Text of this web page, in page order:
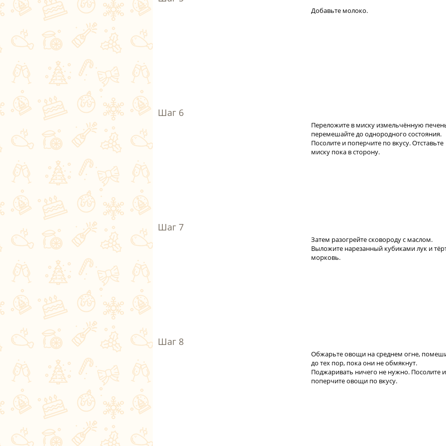
Добавьте молоко.
Переложите в миску измельчённую
перемешайте до однородного состояния.
Посолите и поперчите по вкусу. Отставьте
миску пока в сторону.
Затем разогрейте сковороду с маслом.
Выложите нарезанный кубиками лук и
морковь.
Обжарьте овощи на среднем огне,
до тех пор, пока они не обмякнут.
Поджаривать ничего не нужно. Посолите и
поперчите овощи по вкусу.